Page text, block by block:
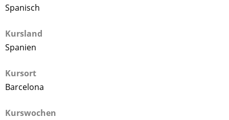
Spanisch
Kursland
Spanien
Kursort
Barcelona
Kurswochen